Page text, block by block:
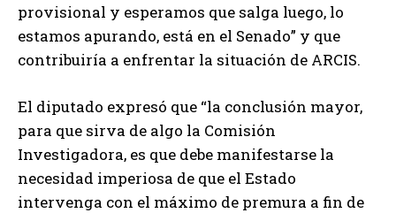
provisional y esperamos que salga luego, lo
estamos apurando, está en el Senado” y que
contribuiría a enfrentar la situación de ARCIS.
El diputado expresó que “la conclusión mayor,
para que sirva de algo la Comisión
Investigadora, es que debe manifestarse la
necesidad imperiosa de que el Estado
intervenga con el máximo de premura a fin de